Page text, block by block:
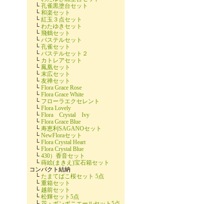
└ 孔雀黒塗台セット
└ 和楽セット
└ 紅玉３点セット
└ わたゆきセット
└ 飛鶴セット
└ パステルセット
└ 孔雀セット
└ パステルセット２
└ カトレアセット
└ 鳳凰セット
└ 末広セット
└ 友禅セット
└ Flora Grace Rose
└ Flora Grace White
└ フローラエクセレント
└ Flora Lovely
└ Flora Crystal Ivy
└ Flora Grace Blue
└ 寿恵利SAGANOセット
└ NewFloraセット
└ Flora Crystal Heart
└ Flora Crystal Blue
└ 430）香音セット
└ 蒔絵(まきえ)宝石箱セット
コンパクト結納
└ たまてばこ桜セット 5点
└ 重箱セット
└ 越前セット
└ 松輝セット5点